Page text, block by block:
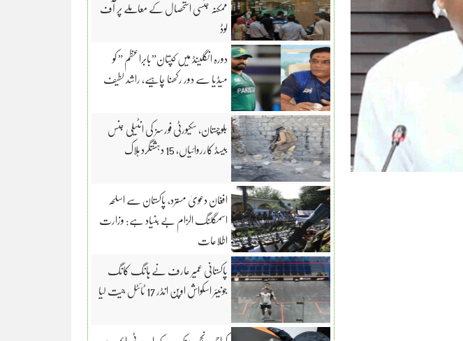
ممکنہ جنسی استحصال کے معاملے پر آف
لوڈ
دورہ انگلینڈ میں کپتان”بابراعظم ” کو
میڈیا سے دور رکھنا چاہیے، راشد لطیف
بلوچستان، سکیورٹی فورسز کی انٹیلی جنس
بیسڈ کارروائیاں، 15 دہشتگرد ہلاک
افغان دعویٰ مسترد، پاکستان سے اسلحہ
اسمگلنگ الزام بے بنیاد ہے: وزارت
اطلاعات
پاکستانی عمیر عارف نے ہانگ کانگ
جونیئر اسکواش اوپن انڈر 17 ٹائٹل جیت لیا